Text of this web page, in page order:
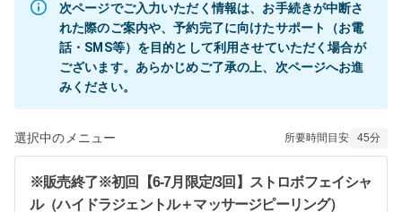
次ページでご入力いただく情報は、お手続きが中断さ
れた際のご案内や、予約完了に向けたサポート（お電
話・SMS等）を目的として利用させていただく場合が
ございます。あらかじめご了承の上、次ページへお進
選択中のメニュー 所要時間目安 45分
※販売終了※初回【6-7月限定/3回】ストロボフェイシャ
ル（ハイドラジェントル＋マッサージピーリング）